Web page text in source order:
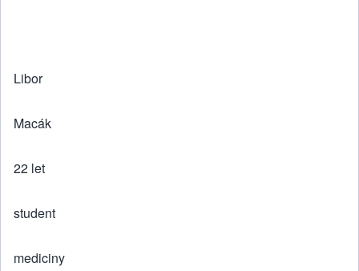
Libor
Macák
22 let
student
mediciny